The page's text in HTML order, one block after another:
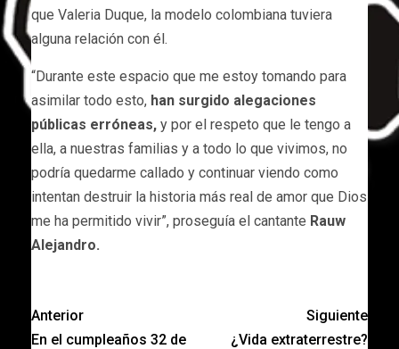
que Valeria Duque, la modelo colombiana tuviera
alguna relación con él.
“Durante este espacio que me estoy tomando para
asimilar todo esto, han surgido alegaciones
públicas erróneas, y por el respeto que le tengo a
ella, a nuestras familias y a todo lo que vivimos, no
podría quedarme callado y continuar viendo como
intentan destruir la historia más real de amor que Dios
me ha permitido vivir”, proseguía el cantante Rauw
Alejandro.
Anterior
En el cumpleaños 32 de
Siguiente
¿Vida extraterrestre?